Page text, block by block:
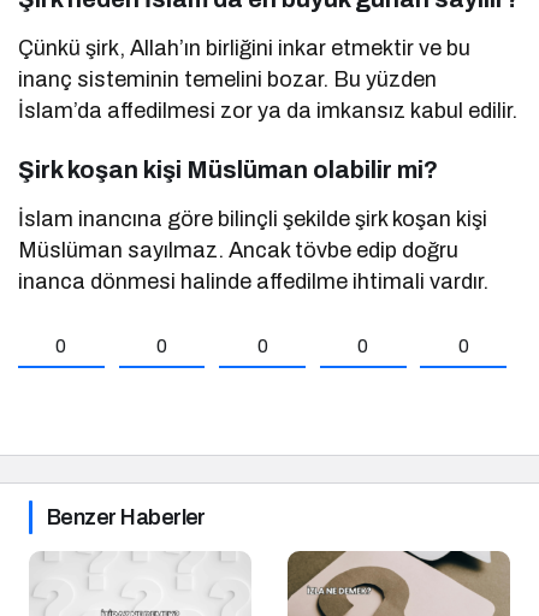
Çünkü şirk, Allah’ın birliğini inkar etmektir ve bu
inanç sisteminin temelini bozar. Bu yüzden
İslam’da affedilmesi zor ya da imkansız kabul edilir.
Şirk koşan kişi Müslüman olabilir mi?
İslam inancına göre bilinçli şekilde şirk koşan kişi
Müslüman sayılmaz. Ancak tövbe edip doğru
inanca dönmesi halinde affedilme ihtimali vardır.
0 0 0 0 0
Benzer Haberler